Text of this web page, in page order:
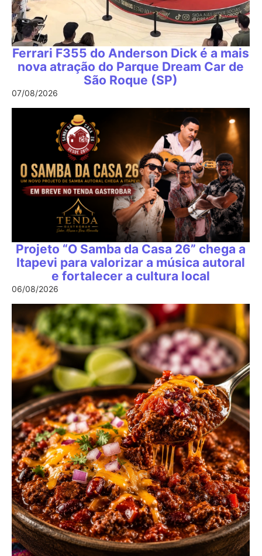
Ferrari F355 do Anderson Dick é a mais
nova atração do Parque Dream Car de
São Roque (SP)
07/08/2026
Projeto “O Samba da Casa 26” chega a
Itapevi para valorizar a música autoral
e fortalecer a cultura local
06/08/2026